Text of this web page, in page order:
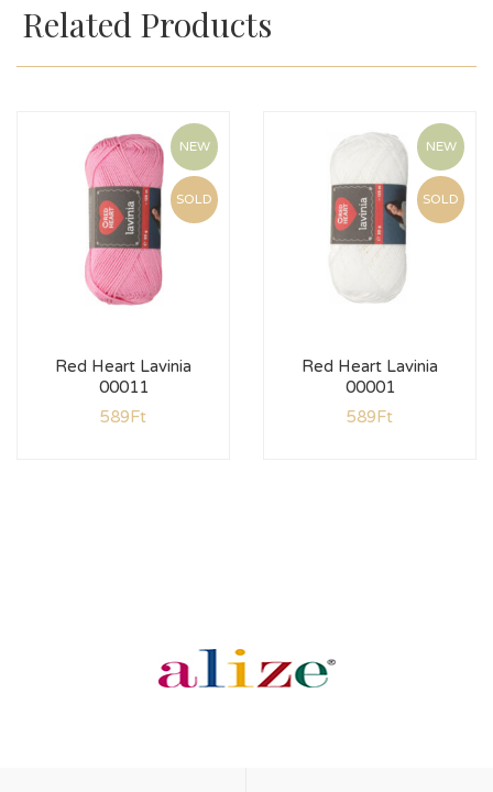
Related Products
NEW
SOLD
Red Heart Lavinia
00011
589Ft
NEW
SOLD
Red Heart Lavinia
00001
589Ft